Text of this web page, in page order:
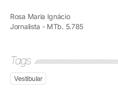
Rosa Maria Ignácio
Jornalista - MTb. 5.785
Tags
Vestibular